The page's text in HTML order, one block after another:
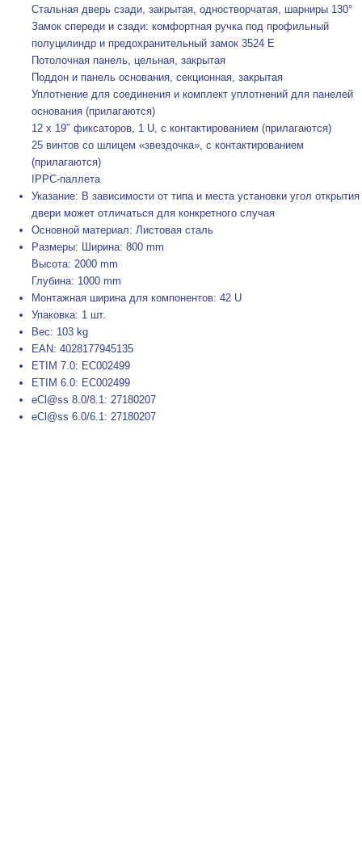
Стальная дверь сзади, закрытая, одностворчатая, шарниры 130°
Замок спереди и сзади: комфортная ручка под профильный
полуцилиндр и предохранительный замок 3524 E
Потолочная панель, цельная, закрытая
Поддон и панель основания, секционная, закрытая
Уплотнение для соединения и комплект уплотнений для панелей
основания (прилагаются)
12 x 19″ фиксаторов, 1 U, с контактированием (прилагаются)
25 винтов со шлицем «звездочка», с контактированием
(прилагаются)
IPPC-паллета
Указание: В зависимости от типа и места установки угол открытия
двери может отличаться для конкретного случая
Основной материал: Листовая сталь
Размеры: Ширина: 800 mm
Высота: 2000 mm
Глубина: 1000 mm
Монтажная ширина для компонентов: 42 U
Упаковка: 1 шт.
Вес: 103 kg
EAN: 4028177945135
ETIM 7.0: EC002499
ETIM 6.0: EC002499
eCl@ss 8.0/8.1: 27180207
eCl@ss 6.0/6.1: 27180207